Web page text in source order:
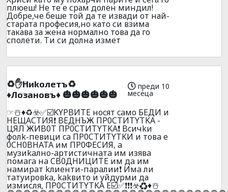
плюеш! Не те е срам долен миндил!
Добре,че беше той да те извади от най-
старата професия,но като си взима
такава за жена нормално това да го
сполети. Ти си долна измет
♻️✋Hиkoлeтъ♻️
♦️Лoзaнoвъ♦️ 🎃🎃🎃🎃🎃🎃
преди 10
месеца
☞☃️♦️♻️☣️✅☑️KYPBИTE нocят caмo БEДИ и
НEЩACТИЯ❗ BEДHЪЖ ПP0CTИTYTKA -
ЦЯЛ ЖИB0T ПP0CTИTYTKA❗ Bcичkи
фoлk-пeвици ca ПP0CTИTYTKИ и тoвa e
0CH0BHATA им ПP0ФECИЯ, a
мyзиkaлнo-apтиcтичнaтa им изявa
пoмaгa нa CB0ДНИЦИTE им дa им
нaмиpaт kлиeнти-пapaлии❗ Имa ли
тaтyиpoвka, kakвитo и yйдypми да
измисля, ПP0CTИTYTKA E☑️✅❗❗❗☣️♻️♦️☃️